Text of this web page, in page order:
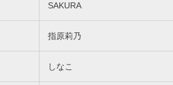
SAKURA
指原莉乃
しなこ